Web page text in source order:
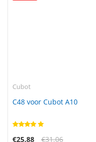
Cubot
C48 voor Cubot A10
€25.88 €31.06